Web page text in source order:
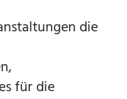
die
für die